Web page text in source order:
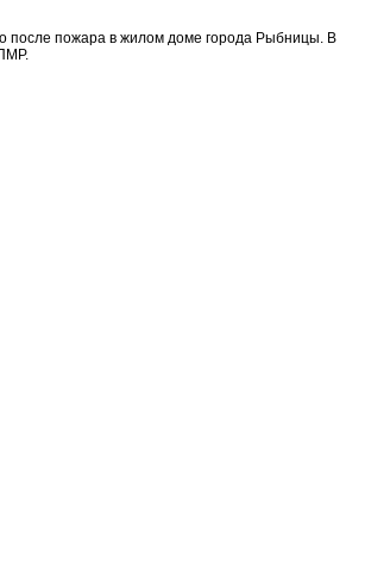
после пожара в жилом доме города Рыбницы. В